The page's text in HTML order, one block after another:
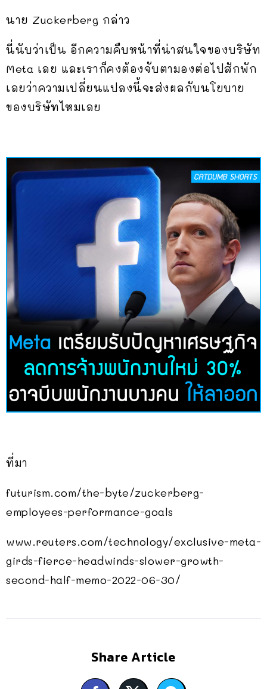
นาย Zuckerberg กล่าว
นี่นับว่าเป็น อีกความคืบหน้าที่น่าสนใจของบริษัท
Meta เลย และเราก็คงต้องจับตามองต่อไปสักพัก
เลยว่าความเปลี่ยนแปลงนี้จะส่งผลกับนโยบาย
ของบริษัทไหมเลย
ที่มา
futurism.com/the-byte/zuckerberg-
employees-performance-goals
www.reuters.com/technology/exclusive-meta-
girds-fierce-headwinds-slower-growth-
second-half-memo-2022-06-30/
Share Article